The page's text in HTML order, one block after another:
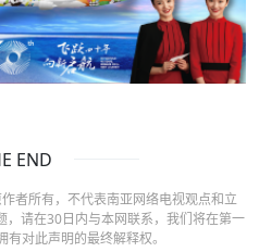
END
者所有，不代表南亚网络电视观点和立
请在30日内与本网联系，我们将在第一
对此声明的最终解释权。